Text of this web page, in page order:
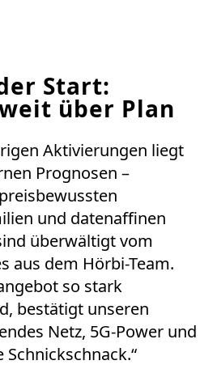
Start:
über Plan
Aktivierungen liegt
Prognosen –
und datenaffinen
überwältigt vom
aus dem Hörbi-Team.
so stark
bestätigt unseren
Netz, 5G-Power und